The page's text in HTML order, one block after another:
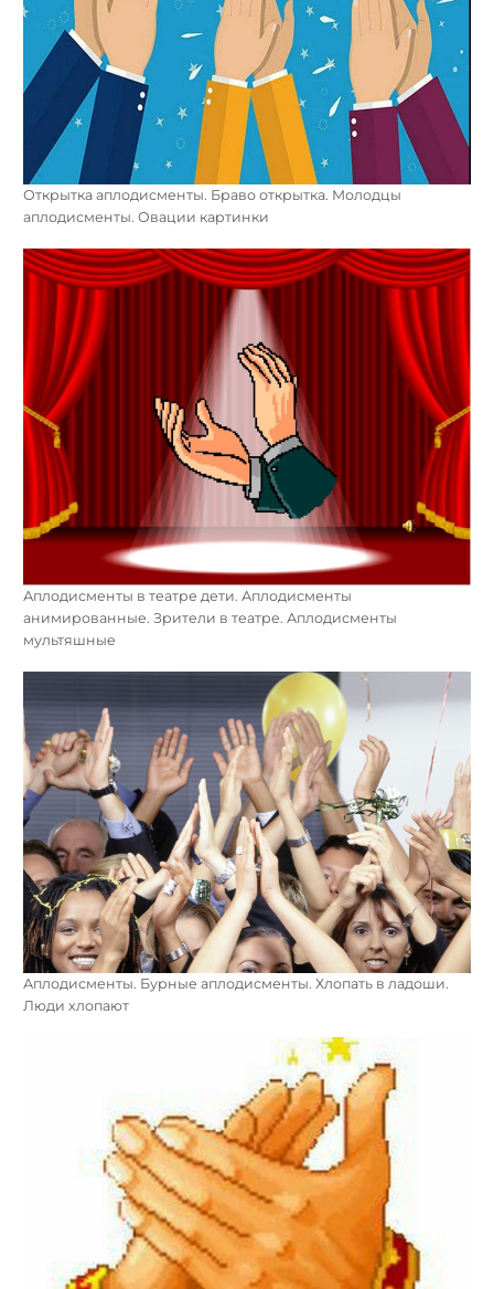
Открытка аплодисменты. Браво открытка. Молодцы
аплодисменты. Овации картинки
Аплодисменты в театре дети. Аплодисменты
анимированные. Зрители в театре. Аплодисменты
мультяшные
Аплодисменты. Бурные аплодисменты. Хлопать в ладоши.
Люди хлопают